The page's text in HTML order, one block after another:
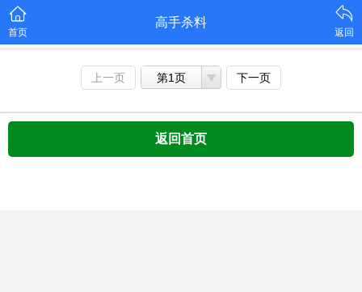
首页
高手杀料
返回
上一页 第1页 下一页
返回首页